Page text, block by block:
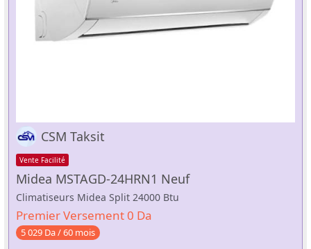
CSM Taksit
Vente Facilité
Midea MSTAGD-24HRN1 Neuf
Climatiseurs Midea Split 24000 Btu
Premier Versement 0 Da
5 029 Da / 60 mois